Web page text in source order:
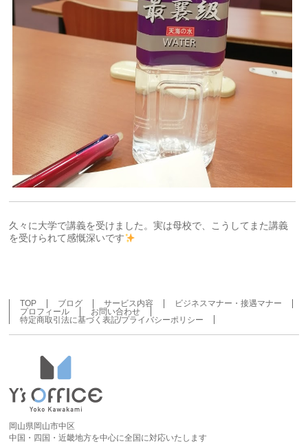
久々に大学で講義を受けました。実は母校で、こうしてまた講義
を受けられて感慨深いです
TOP ブログ サービス内容
ビジネスマナー・接遇マナー
プロフィール
お問い合わせ
特定商取引法に基づく表記/プライバシーポリシー
岡山県岡山市中区
中国・四国・近畿地方を中心に全国に対応いたします